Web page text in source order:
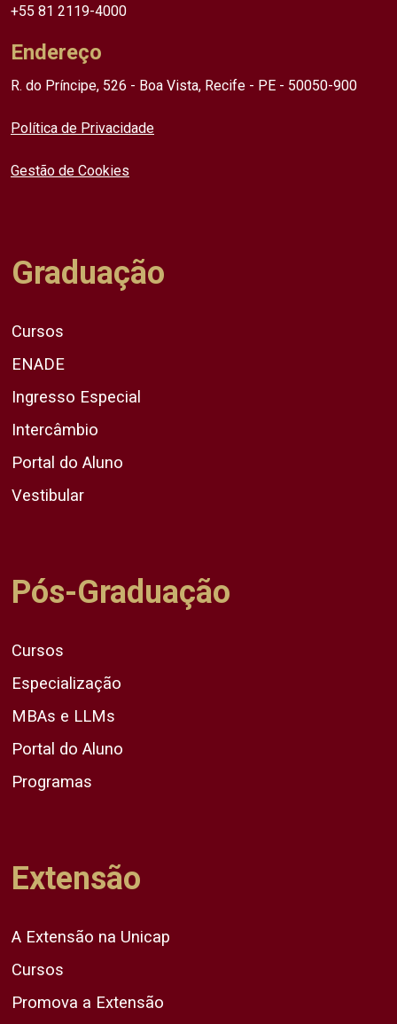
+55 81 2119-4000
Endereço
R. do Príncipe, 526 - Boa Vista, Recife - PE - 50050-900
Política de Privacidade
Gestão de Cookies
Graduação
Cursos
ENADE
Ingresso Especial
Intercâmbio
Portal do Aluno
Vestibular
Pós-Graduação
Cursos
Especialização
MBAs e LLMs
Portal do Aluno
Programas
Extensão
A Extensão na Unicap
Cursos
Promova a Extensão